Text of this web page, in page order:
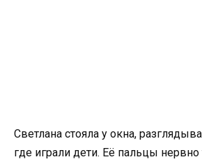
Светлана стояла у окна,
где играли дети. Её пальцы нервно